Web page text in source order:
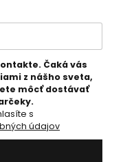
Čaká vás
z nášho sveta,
môcť dostávať
údajov